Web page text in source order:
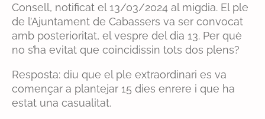
Consell, notificat el 13/03/2024 al migdia. El ple
de l’Ajuntament de Cabassers va ser convocat
amb posterioritat, el vespre del dia 13. Per què
no s’ha evitat que coincidissin tots dos plens?
Resposta: diu que el ple extraordinari es va
començar a plantejar 15 dies enrere i que ha
estat una casualitat.